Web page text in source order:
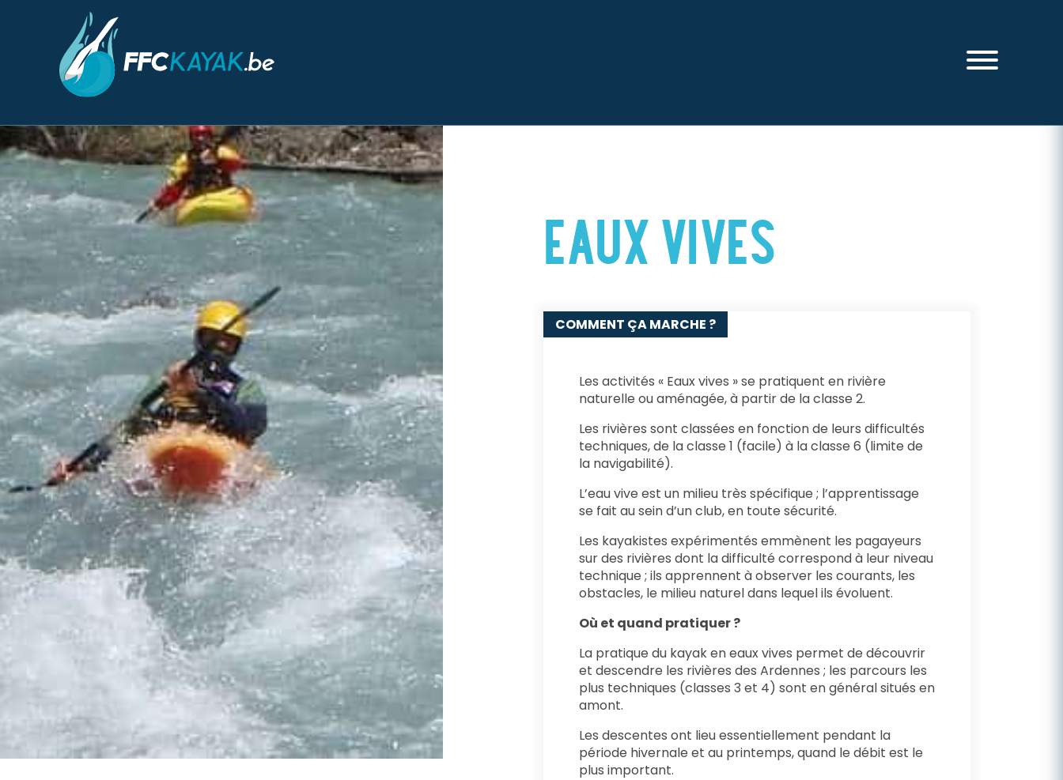
EAUX VIVES
COMMENT ÇA MARCHE ?
Les activités « Eaux vives » se pratiquent en rivière
naturelle ou aménagée, à partir de la classe 2.
Les rivières sont classées en fonction de leurs difficultés
techniques, de la classe 1 (facile) à la classe 6 (limite de
la navigabilité).
L’eau vive est un milieu très spécifique ; l’apprentissage
se fait au sein d’un club, en toute sécurité.
Les kayakistes expérimentés emmènent les pagayeurs
sur des rivières dont la difficulté correspond à leur niveau
technique ; ils apprennent à observer les courants, les
obstacles, le milieu naturel dans lequel ils évoluent.
Où et quand pratiquer ?
La pratique du kayak en eaux vives permet de découvrir
et descendre les rivières des Ardennes ; les parcours les
plus techniques (classes 3 et 4) sont en général situés en
amont.
Les descentes ont lieu essentiellement pendant la
période hivernale et au printemps, quand le débit est le
plus important.